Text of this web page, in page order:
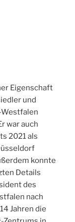
Eigenschaft
und
war auch
2021 als
konnte
Details
des
nach
Jahren die